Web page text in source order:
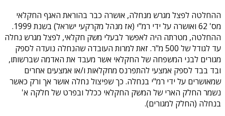
ההחלטה לפצל מגרש מנחלה, אושרה כבר בהוראת האגף החקלאי
מס' 62 ואושרה על ידי רמ"י (אז מנהל מקרקעי ישראל) בשנת 1999.
ההחלטה, מטרתה היה לאפשר לבעלי משק חקלאי, לפצל מגרש נחלה
עד לגודל של 500 מ"ר. זאת למרות העובדה שהנחלה נועדה לספק
מגורים לבני המשפחה של החקלאי אשר מעבד את האדמה שברשותו,
ובד בבד לספק אמצעי להתפרנס מחקלאות ו/או אמצעים אחרים
שמאושרים על ידי רמ"י בנחלה. כך שפיצול נחלה אושר אך ורק כאשר
נשמר החלק הארי של המשק החקלאי ככלל ובפרט של חלקה א'
בנחלה (החלק למגורים).